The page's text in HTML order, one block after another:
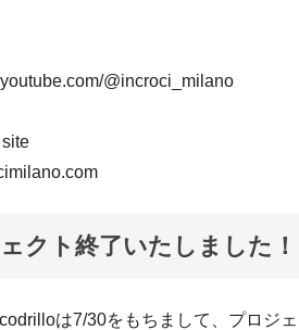
@incroci_milano
クト終了いたしました！
は7/30をもちまして、プロジ